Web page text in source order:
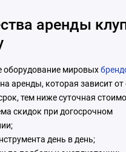
аренды
оборудование мировых
аренды, которая зависит
тем ниже суточная
скидок при догосрочном
день в день;